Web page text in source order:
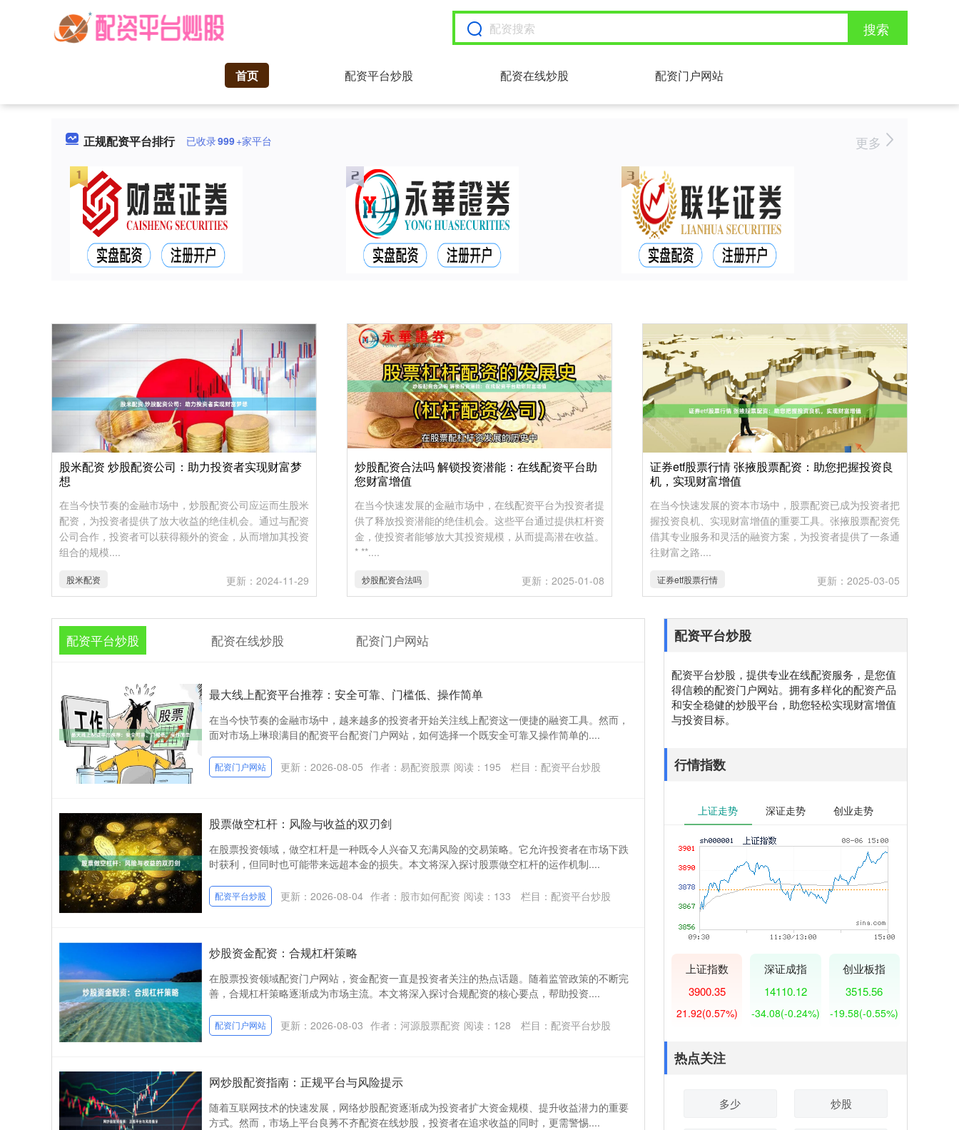
搜索
首页 配资平台炒股 配资在线炒股 配资门户网站
正规配资平台排行 已收录999+家平台 更多
股米配资 炒股配资公司：助力投资者实现财富梦
想
在当今快节奏的金融市场中，炒股配资公司应运而生股米
配资，为投资者提供了放大收益的绝佳机会。通过与配资
公司合作，投资者可以获得额外的资金，从而增加其投资
组合的规模....
股米配资 更新：2024-11-29
炒股配资合法吗 解锁投资潜能：在线配资平台助
您财富增值
在当今快速发展的金融市场中，在线配资平台为投资者提
供了释放投资潜能的绝佳机会。这些平台通过提供杠杆资
金，使投资者能够放大其投资规模，从而提高潜在收益。
* **....
炒股配资合法吗 更新：2025-01-08
证券etf股票行情 张掖股票配资：助您把握投资良
机，实现财富增值
在当今快速发展的资本市场中，股票配资已成为投资者把
握投资良机、实现财富增值的重要工具。张掖股票配资凭
借其专业服务和灵活的融资方案，为投资者提供了一条通
往财富之路....
证券etf股票行情 更新：2025-03-05
配资平台炒股 配资在线炒股 配资门户网站
最大线上配资平台推荐：安全可靠、门槛低、操作简单
在当今快节奏的金融市场中，越来越多的投资者开始关注线上配资这一便捷的融资工具。然而，
面对市场上琳琅满目的配资平台配资门户网站，如何选择一个既安全可靠又操作简单的....
配资门户网站 更新：2026-08-05 作者：易配资股票 阅读： 195 栏目： 配资平台炒股
股票做空杠杆：风险与收益的双刃剑
在股票投资领域，做空杠杆是一种既令人兴奋又充满风险的交易策略。它允许投资者在市场下跌
时获利，但同时也可能带来远超本金的损失。本文将深入探讨股票做空杠杆的运作机制....
配资平台炒股 更新：2026-08-04 作者：股市如何配资 阅读： 133 栏目： 配资平台炒股
炒股资金配资：合规杠杆策略
在股票投资领域配资门户网站，资金配资一直是投资者关注的热点话题。随着监管政策的不断完
善，合规杠杆策略逐渐成为市场主流。本文将深入探讨合规配资的核心要点，帮助投资....
配资门户网站 更新：2026-08-03 作者：河源股票配资 阅读： 128 栏目： 配资平台炒股
网炒股配资指南：正规平台与风险提示
随着互联网技术的快速发展，网络炒股配资逐渐成为投资者扩大资金规模、提升收益潜力的重要
方式。然而，市场上平台良莠不齐配资在线炒股，投资者在追求收益的同时，更需警惕....
配资平台炒股
配资平台炒股，提供专业在线配资服务，是您值
得信赖的配资门户网站。拥有多样化的配资产品
和安全稳健的炒股平台，助您轻松实现财富增值
与投资目标。
行情指数
上证走势 深证走势 创业走势
上证指数
3900.35
21.92(0.57%)
深证成指
14110.12
-34.08(-0.24%)
创业板指
3515.56
-19.58(-0.55%)
热点关注
多少 炒股